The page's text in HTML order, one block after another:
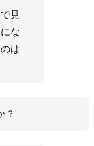
見
な
は
？